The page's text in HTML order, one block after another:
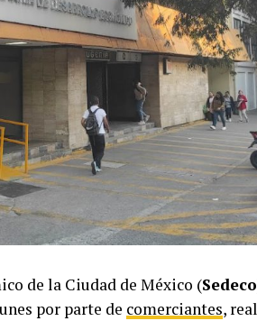
de la Ciudad de México (Sedeco
por parte de comerciantes,